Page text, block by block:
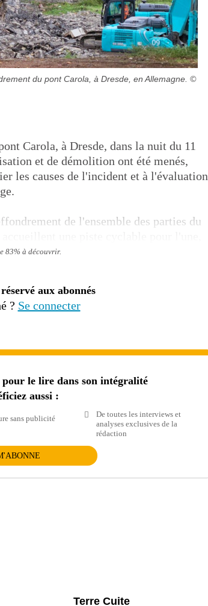
du pont Carola, à Dresde, en Allemagne. ©
Carola, à Dresde, dans la nuit du 11
et de démolition ont été menés,
les causes de l'incident et à l'évaluation
de l'ensemble des parties du
83% à découvrir.
aux abonnés
? Se connecter
le lire dans son intégralité
aussi :
sans publicité
De toutes les interviews et
analyses exclusives de la
rédaction
Parking et garages